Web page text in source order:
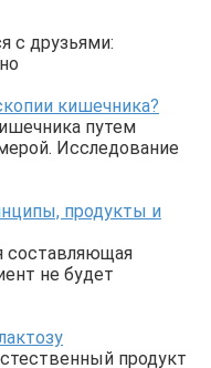
с друзьями:
кишечника?
путем
Исследование
продукты и
составляющая
не будет
продукт